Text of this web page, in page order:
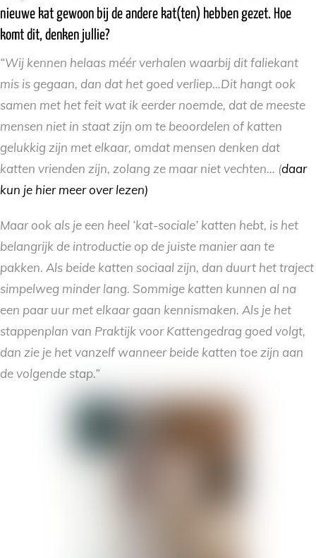
nieuwe kat gewoon bij de andere kat(ten) hebben gezet. Hoe
komt dit, denken jullie?
“Wij kennen helaas méér verhalen waarbij dit faliekant
mis is gegaan, dan dat het goed verliep…Dit hangt ook
samen met het feit wat ik eerder noemde, dat de meeste
mensen niet in staat zijn om te beoordelen of katten
gelukkig zijn met elkaar, omdat mensen denken dat
katten vrienden zijn, zolang ze maar niet vechten… (daar
kun je hier meer over lezen)
Maar ook als je een heel ‘kat-sociale’ katten hebt, is het
belangrijk de introductie op de juiste manier aan te
pakken. Als beide katten sociaal zijn, dan duurt het traject
simpelweg minder lang. Sommige katten kunnen al na
een paar uur met elkaar gaan kennismaken. Als je het
stappenplan van Praktijk voor Kattengedrag goed volgt,
dan zie je het vanzelf wanneer beide katten toe zijn aan
de volgende stap.”